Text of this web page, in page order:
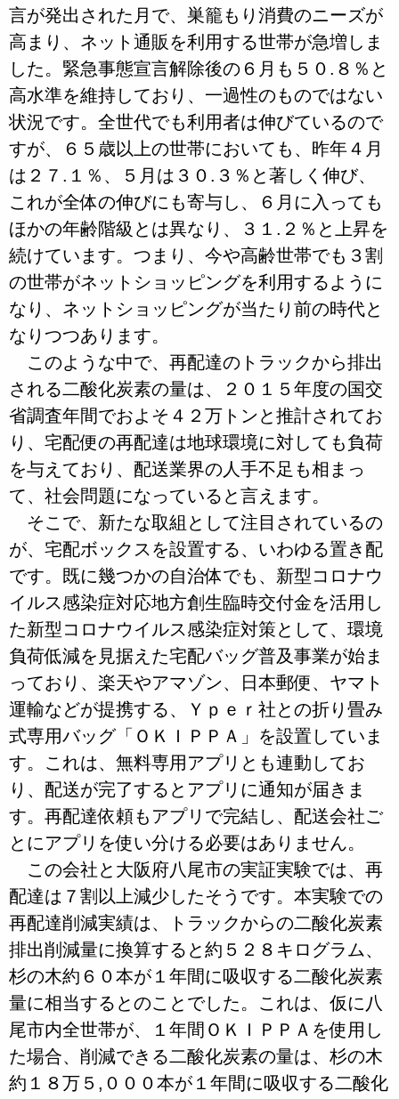
言が発出された月で、巣籠もり消費のニーズが
高まり、ネット通販を利用する世帯が急増しま
した。緊急事態宣言解除後の６月も５０.８％と
高水準を維持しており、一過性のものではない
状況です。全世代でも利用者は伸びているので
すが、６５歳以上の世帯においても、昨年４月
は２７.１％、５月は３０.３％と著しく伸び、
これが全体の伸びにも寄与し、６月に入っても
ほかの年齢階級とは異なり、３１.２％と上昇を
続けています。つまり、今や高齢世帯でも３割
の世帯がネットショッピングを利用するように
なり、ネットショッピングが当たり前の時代と
なりつつあります。
このような中で、再配達のトラックから排出
される二酸化炭素の量は、２０１５年度の国交
省調査年間でおよそ４２万トンと推計されてお
り、宅配便の再配達は地球環境に対しても負荷
を与えており、配送業界の人手不足も相まっ
て、社会問題になっていると言えます。
そこで、新たな取組として注目されているの
が、宅配ボックスを設置する、いわゆる置き配
です。既に幾つかの自治体でも、新型コロナウ
イルス感染症対応地方創生臨時交付金を活用し
た新型コロナウイルス感染症対策として、環境
負荷低減を見据えた宅配バッグ普及事業が始ま
っており、楽天やアマゾン、日本郵便、ヤマト
運輸などが提携する、Ｙｐｅｒ社との折り畳み
式専用バッグ「ＯＫＩＰＰＡ」を設置していま
す。これは、無料専用アプリとも連動してお
り、配送が完了するとアプリに通知が届きま
す。再配達依頼もアプリで完結し、配送会社ご
とにアプリを使い分ける必要はありません。
この会社と大阪府八尾市の実証実験では、再
配達は７割以上減少したそうです。本実験での
再配達削減実績は、トラックからの二酸化炭素
排出削減量に換算すると約５２８キログラム、
杉の木約６０本が１年間に吸収する二酸化炭素
量に相当するとのことでした。これは、仮に八
尾市内全世帯が、１年間ＯＫＩＰＰＡを使用し
た場合、削減できる二酸化炭素の量は、杉の木
約１８万５,０００本が１年間に吸収する二酸化